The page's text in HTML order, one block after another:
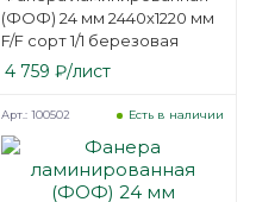
(ФОФ) 24 мм 2440х1220 мм
F/F сорт 1/1 березовая
4 759 ₽/лист
Есть в наличии
Арт.: 100502